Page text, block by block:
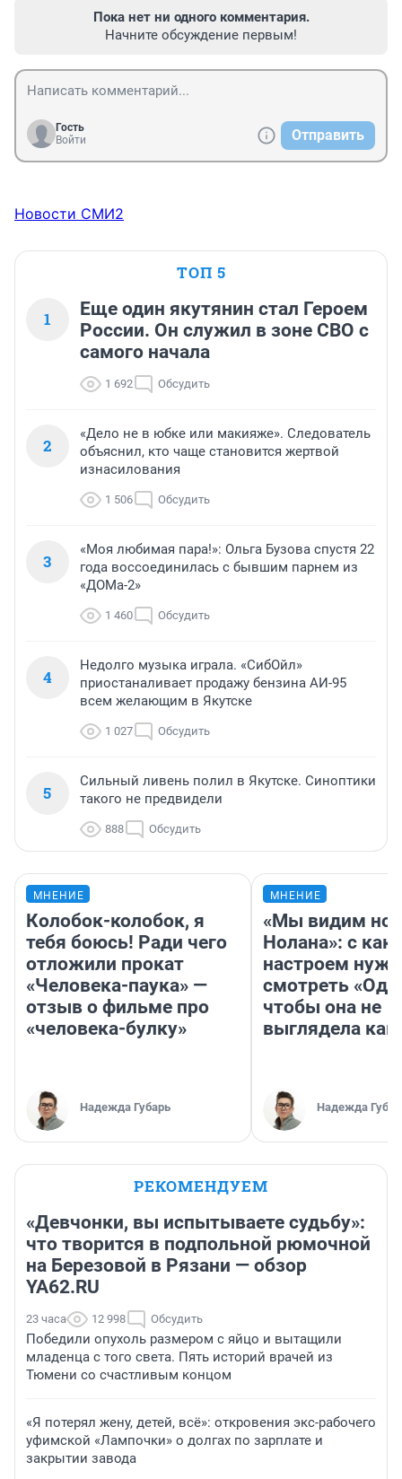
Пока нет ни одного комментария.
Начните обсуждение первым!
Гость
Войти
Отправить
Новости СМИ2
ТОП 5
1
Еще один якутянин стал Героем
России. Он служил в зоне СВО с
самого начала
1 692 Обсудить
2
«Дело не в юбке или макияже». Следователь
объяснил, кто чаще становится жертвой
изнасилования
1 506 Обсудить
3
«Моя любимая пара!»: Ольга Бузова спустя 22
года воссоединилась с бывшим парнем из
«ДОМа-2»
1 460 Обсудить
4
Недолго музыка играла. «СибОйл»
приостаналивает продажу бензина АИ-95
всем желающим в Якутске
1 027 Обсудить
5
Сильный ливень полил в Якутске. Синоптики
такого не предвидели
888 Обсудить
МНЕНИЕ
Колобок-колобок, я
тебя боюсь! Ради чего
отложили прокат
«Человека-паука» —
отзыв о фильме про
«человека-булку»
Надежда Губарь
МНЕНИЕ
«Мы видим
Нолана»: с
настроем
смотреть
чтобы она не
выглядела как
Надежда
РЕКОМЕНДУЕМ
«Девчонки, вы испытываете судьбу»:
что творится в подпольной рюмочной
на Березовой в Рязани — обзор
YA62.RU
23 часа 12 998 Обсудить
Победили опухоль размером с яйцо и вытащили
младенца с того света. Пять историй врачей из
Тюмени со счастливым концом
«Я потерял жену, детей, всё»: откровения экс-рабочего
уфимской «Лампочки» о долгах по зарплате и
закрытии завода